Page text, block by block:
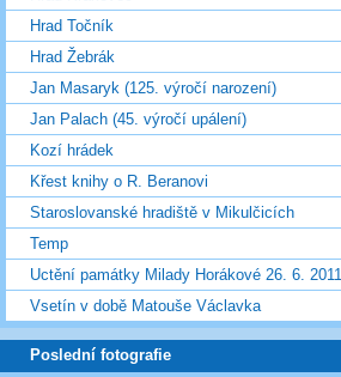
Hrad Točník
Hrad Žebrák
Jan Masaryk (125. výročí narození)
Jan Palach (45. výročí upálení)
Kozí hrádek
Křest knihy o R. Beranovi
Staroslovanské hradiště v Mikulčicích
Temp
Uctění památky Milady Horákové 26. 6. 2011
Vsetín v době Matouše Václavka
Poslední fotografie